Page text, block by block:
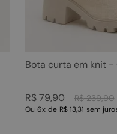
Bota curta em knit -
R$ 239,90
R$ 79,90
Ou 6x de R$ 13,31 sem